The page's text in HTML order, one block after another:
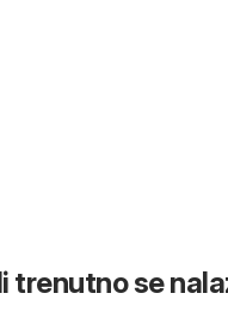
trenutno se